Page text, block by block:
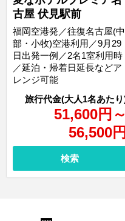
古屋 伏見駅前
51,600円 ～
56,500円
福岡空港発／往復名古屋(中
部・小牧)空港利用／9月29
日出発一例／2名1室利用時
／延泊・帰着日延長などア
レンジ可能
検索